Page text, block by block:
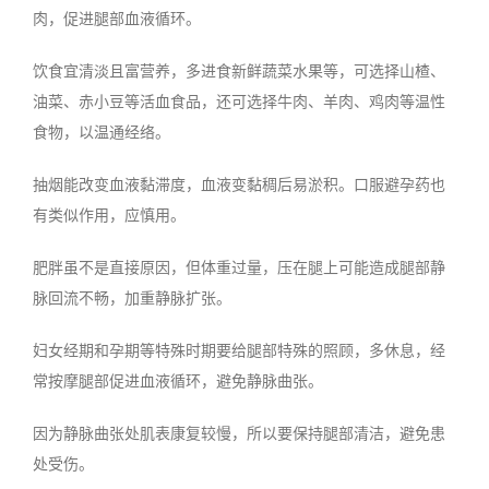
肉，促进腿部血液循环。
饮食宜清淡且富营养，多进食新鲜蔬菜水果等，可选择山楂、
油菜、赤小豆等活血食品，还可选择牛肉、羊肉、鸡肉等温性
食物，以温通经络。
抽烟能改变血液黏滞度，血液变黏稠后易淤积。口服避孕药也
有类似作用，应慎用。
肥胖虽不是直接原因，但体重过量，压在腿上可能造成腿部静
脉回流不畅，加重静脉扩张。
妇女经期和孕期等特殊时期要给腿部特殊的照顾，多休息，经
常按摩腿部促进血液循环，避免静脉曲张。
因为静脉曲张处肌表康复较慢，所以要保持腿部清洁，避免患
处受伤。